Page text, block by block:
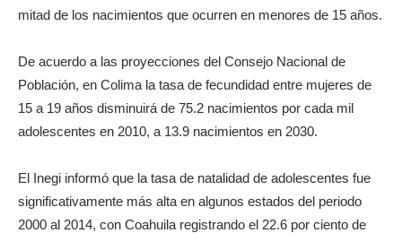
mitad de los nacimientos que ocurren en menores de 15 años.
De acuerdo a las proyecciones del Consejo Nacional de
Población, en Colima la tasa de fecundidad entre mujeres de
15 a 19 años disminuirá de 75.2 nacimientos por cada mil
adolescentes en 2010, a 13.9 nacimientos en 2030.
El Inegi informó que la tasa de natalidad de adolescentes fue
significativamente más alta en algunos estados del periodo
2000 al 2014, con Coahuila registrando el 22.6 por ciento de